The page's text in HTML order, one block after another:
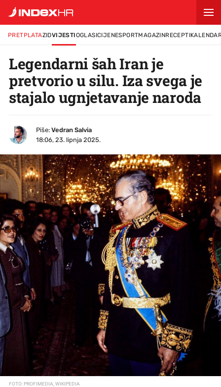
PRETPLATAZIDVIJESTIOGLASICIJENESPORTMAGAZINRECEPTI
Legendarni šah Iran je
pretvorio u silu. Iza svega je
stajalo ugnjetavanje naroda
Piše: Vedran Salvia
18:06, 23. lipnja 2025.
FOTO: PROFIMEDIA, WIKIPEDIA